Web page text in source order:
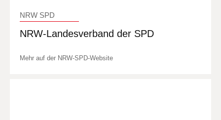
NRW SPD
NRW-Landesverband der SPD
Mehr auf der NRW-SPD-Website